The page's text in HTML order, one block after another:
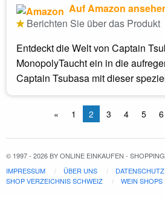
Auf Amazon
Berichten Sie über das Produkt
Entdeckt die Welt von Captain
MonopolyTaucht ein in die
Captain Tsubasa mit dieser
« 1 2 3 4 5 6
© 1997 - 2026 BY ONLINE EINKAUFEN -
IMPRESSUM
ÜBER UNS
DATENSCHUTZ
SHOP VERZEICHNIS SCHWEIZ
WEIN SHOPS